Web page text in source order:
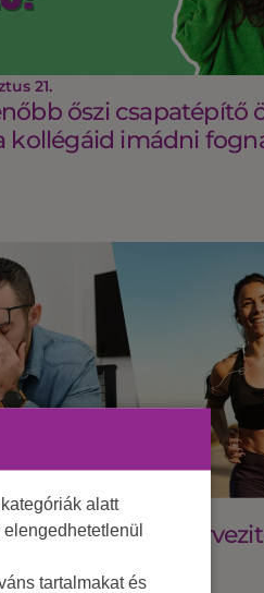
21.
őszi csapatépítő
kollégáid imádni
tudatosan
alatt
tartalmakat és